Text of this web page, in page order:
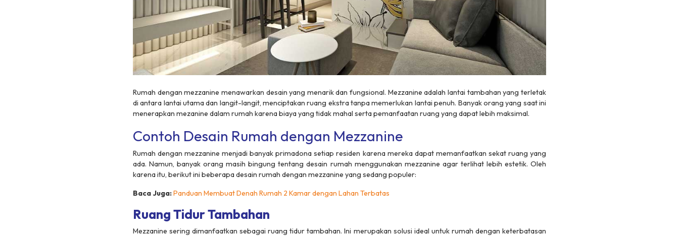
Rumah dengan mezzanine menawarkan desain yang menarik dan fungsional. Mezzanine adalah lantai tambahan yang terletak
di antara lantai utama dan langit-langit, menciptakan ruang ekstra tanpa memerlukan lantai penuh. Banyak orang yang saat ini
menerapkan mezanine dalam rumah karena biaya yang tidak mahal serta pemanfaatan ruang yang dapat lebih maksimal.
Contoh Desain Rumah dengan Mezzanine
Rumah dengan mezzanine menjadi banyak primadona setiap residen karena mereka dapat memanfaatkan sekat ruang yang
ada. Namun, banyak orang masih bingung tentang desain rumah menggunakan mezzanine agar terlihat lebih estetik. Oleh
karena itu, berikut ini beberapa desain rumah dengan mezzanine yang sedang populer:
Baca Juga:Panduan Membuat Denah Rumah 2 Kamar dengan Lahan Terbatas
Ruang Tidur Tambahan
Mezzanine sering dimanfaatkan sebagai ruang tidur tambahan. Ini merupakan solusi ideal untuk rumah dengan keterbatasan